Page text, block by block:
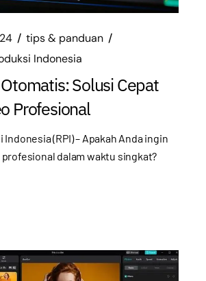
tips & panduan
Indonesia
Solusi Cepat
Profesional
Indonesia (RPI) – Apakah Anda ingin
dalam waktu singkat?